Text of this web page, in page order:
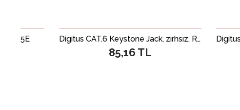
Digitus CAT.6 Keystone Jack, zırhsız, RJ45, siyah Renk, LSA&lt;br&gt; Digitus CAT 6 Keystone Jack, unshielded RJ45 to LSA, color black
85,16 TL